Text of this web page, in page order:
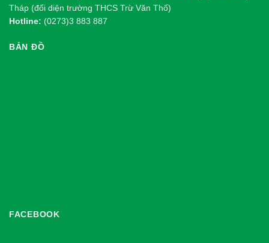
Tháp (đối diện trường THCS Trừ Văn Thố)
Hotline: (0273)3 883 887
BẢN ĐỒ
FACEBOOK